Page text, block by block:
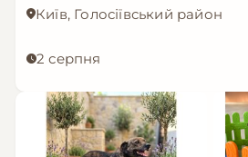
Київ, Голосіївський район
2 серпня